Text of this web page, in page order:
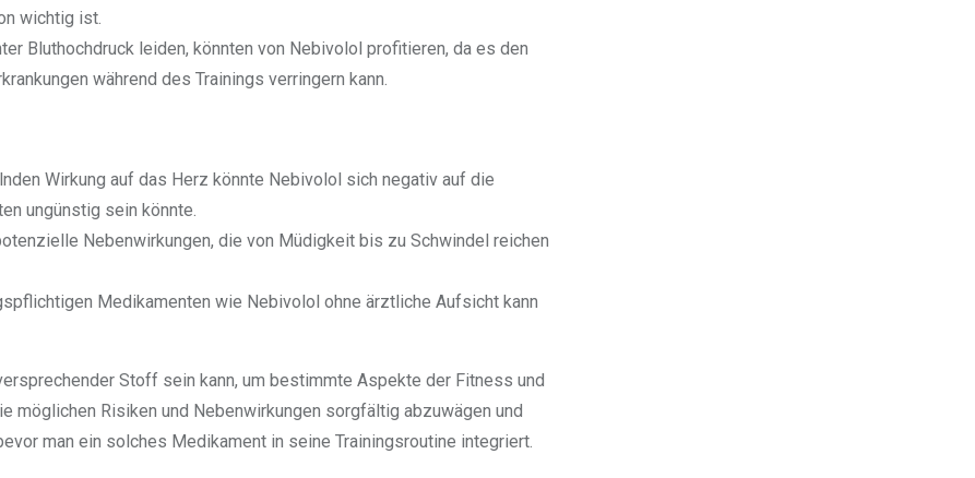
wichtig ist.
Bluthochdruck leiden, könnten von Nebivolol profitieren, da es den
während des Trainings verringern kann.
Wirkung auf das Herz könnte Nebivolol sich negativ auf die
ungünstig sein könnte.
Nebenwirkungen, die von Müdigkeit bis zu Schwindel reichen
Medikamenten wie Nebivolol ohne ärztliche Aufsicht kann
Stoff sein kann, um bestimmte Aspekte der Fitness und
Risiken und Nebenwirkungen sorgfältig abzuwägen und
man ein solches Medikament in seine Trainingsroutine integriert.